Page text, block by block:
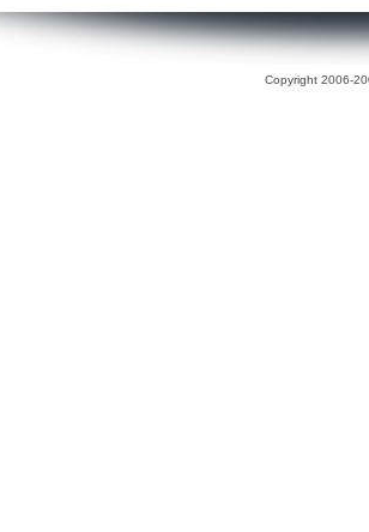
Copyright 2006-